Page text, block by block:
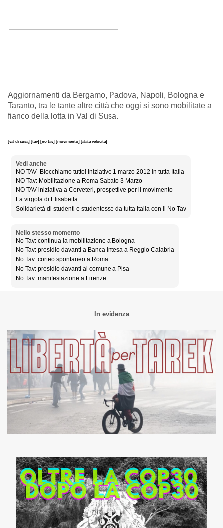
Aggiornamenti da Bergamo, Padova, Napoli, Bologna e
Taranto, tra le tante altre città che oggi si sono mobilitate a
fianco della lotta in Val di Susa.
[val di susa] [tav] [no tav] [movimento] [alata velocità]
Vedi anche
NO TAV- Blocchiamo tutto! Iniziative 1 marzo 2012 in tutta Italia
NO Tav: Mobilitazione a Roma Sabato 3 Marzo
NO TAV iniziativa a Cerveteri, prospettive per il movimento
La virgola di Elisabetta
Solidarietà di studenti e studentesse da tutta Italia con il No Tav
Nello stesso momento
No Tav: continua la mobilitazione a Bologna
No Tav: presidio davanti a Banca Intesa a Reggio Calabria
No Tav: corteo spontaneo a Roma
No Tav: presidio davanti al comune a Pisa
No Tav: manifestazione a Firenze
In evidenza